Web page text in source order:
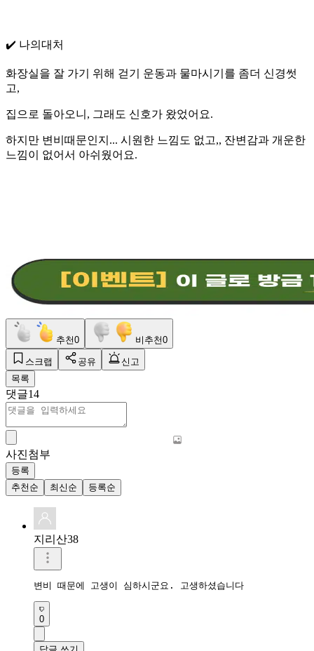
✔️ 나의대처
화장실을 잘 가기 위해 걷기 운동과 물마시기를 좀더 신경썻
고,
집으로 돌아오니, 그래도 신호가 왔었어요.
하지만 변비때문인지... 시원한 느낌도 없고,, 잔변감과 개운한
느낌이 없어서 아쉬웠어요.
추천0 비추천0
스크랩 공유
신고
목록
댓글14
사진첨부
등록
추천순
최신순 등록순
지리산38
변비 때문에 고생이 심하시군요. 고생하셨습니다
0